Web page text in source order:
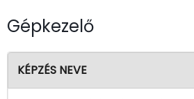
Gépkezelő
KÉPZÉS NEVE